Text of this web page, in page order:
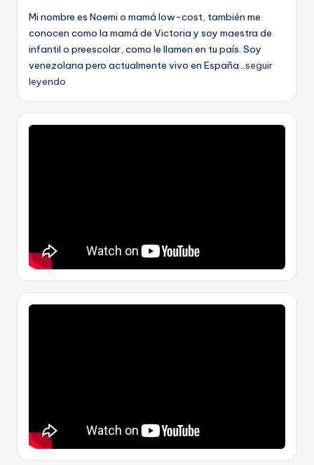
Mi nombre es Noemi o mamá low-cost, también me
conocen como la mamá de Victoria y soy maestra de
infantil o preescolar, como le llamen en tu país. Soy
venezolana pero actualmente vivo en España...seguir
leyendo